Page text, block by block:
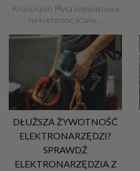
Kronospan Płyta kompaktowa
na kuchenne ściany…
DŁUŻSZA ŻYWOTNOŚĆ
ELEKTRONARZĘDZI?
SPRAWDŹ
ELEKTRONARZĘDZIA Z